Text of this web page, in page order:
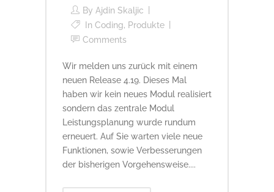
By Ajdin Skaljic
In Coding, Produkte
Comments
Wir melden uns zurück mit einem
neuen Release 4.19. Dieses Mal
haben wir kein neues Modul realisiert
sondern das zentrale Modul
Leistungsplanung wurde rundum
erneuert. Auf Sie warten viele neue
Funktionen, sowie Verbesserungen
der bisherigen Vorgehensweise....